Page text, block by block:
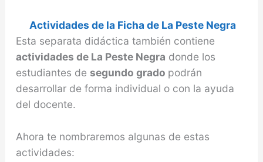
Actividades de la Ficha de La Peste Negra
Esta separata didáctica también contiene
actividades de La Peste Negra donde los
estudiantes de segundo grado podrán
desarrollar de forma individual o con la ayuda
del docente.
Ahora te nombraremos algunas de estas
actividades: